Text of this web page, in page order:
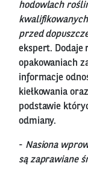
hodowlach
przed
ekspert. Dodaje
opakowaniach
informacje
kiełkowania
podstawie
odmiany.
- Nasiona
są zaprawiane